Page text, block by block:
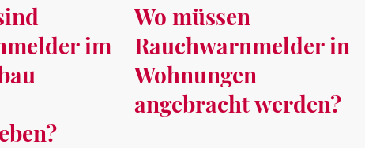
im
Wo müssen
Rauchwarnmelder in
Wohnungen
angebracht werden?